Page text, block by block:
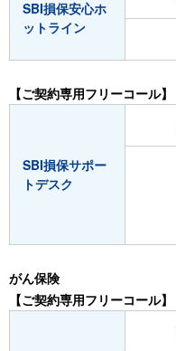
SBI損保安心ホ
ットライン
【ご契約専用フリーコール】
SBI損保サポー
トデスク
がん保険
【ご契約専用フリーコール】